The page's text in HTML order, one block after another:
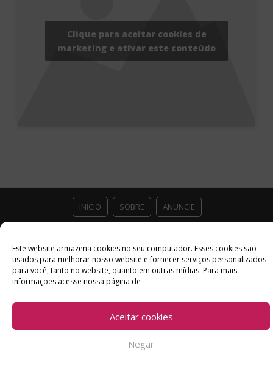
Este website armazena cookies no seu computador. Esses cookies são
usados ​​para melhorar nosso website e fornecer serviços personalizados
para você, tanto no website, quanto em outras mídias. Para mais
informações acesse nossa página de
Aceitar cookies
Negar
Clique para aceitar cookies de
marketing e ativar este conteúdo
INÍCIO SOBRE ANUNCIE
CONTATO POLÍTICA DE PRIVACIDADE
2026 Acesso Cultural - Arte, Cultura Pop e Entretenimento